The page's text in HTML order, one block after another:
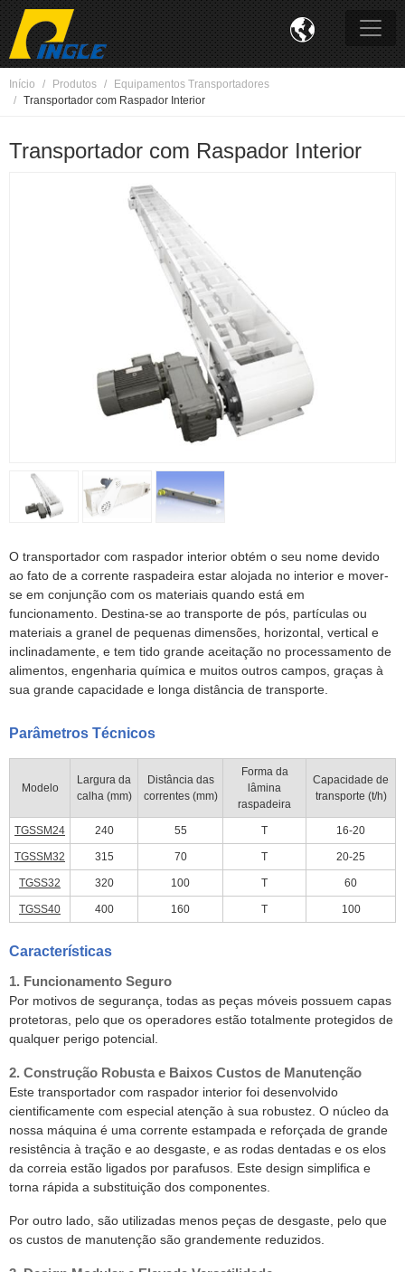

Início Produtos
Equipamentos Transportadores
Transportador com Raspador Interior
Transportador com Raspador Interior
O transportador com raspador interior obtém o seu nome devido
ao fato de a corrente raspadeira estar alojada no interior e mover-
se em conjunção com os materiais quando está em
funcionamento. Destina-se ao transporte de pós, partículas ou
materiais a granel de pequenas dimensões, horizontal, vertical e
inclinadamente, e tem tido grande aceitação no processamento de
alimentos, engenharia química e muitos outros campos, graças à
sua grande capacidade e longa distância de transporte.
Parâmetros Técnicos
Modelo
Largura da
calha (mm)
Distância das
correntes (mm)
Forma da
lâmina
raspadeira
Capacidade de
transporte (t/h)
TGSSM24 240 55 T 16-20
TGSSM32 315 70 T 20-25
TGSS32 320 100 T 60
TGSS40 400 160 T 100
Características
1. Funcionamento Seguro
Por motivos de segurança, todas as peças móveis possuem capas
protetoras, pelo que os operadores estão totalmente protegidos de
qualquer perigo potencial.
2. Construção Robusta e Baixos Custos de Manutenção
Este transportador com raspador interior foi desenvolvido
cientificamente com especial atenção à sua robustez. O núcleo da
nossa máquina é uma corrente estampada e reforçada de grande
resistência à tração e ao desgaste, e as rodas dentadas e os elos
da correia estão ligados por parafusos. Este design simplifica e
torna rápida a substituição dos componentes.
Por outro lado, são utilizadas menos peças de desgaste, pelo que
os custos de manutenção são grandemente reduzidos.